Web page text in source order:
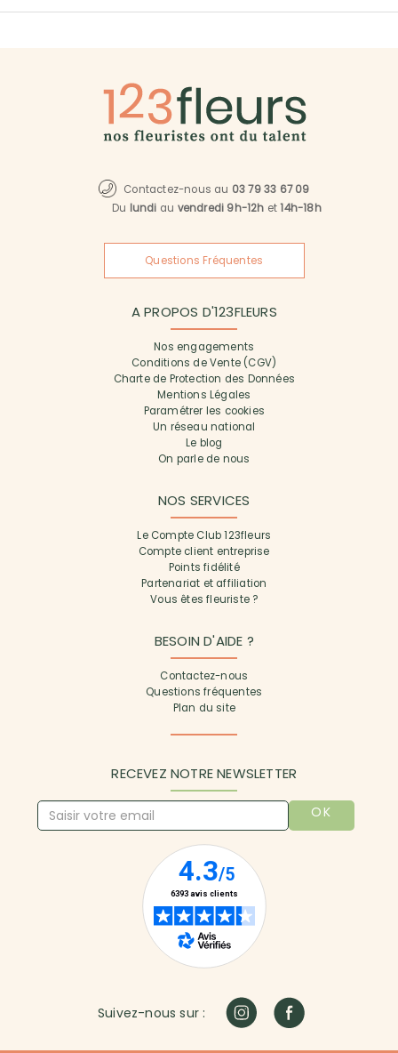
Contactez-nous au 03 79 33 67 09
Du lundi au vendredi 9h-12h et14h-18h
Questions Fréquentes
A PROPOS D'123FLEURS
Nos engagements
Conditions de Vente (CGV)
Charte de Protection des Données
Mentions Légales
Paramétrer les cookies
Un réseau national
Le blog
On parle de nous
NOS SERVICES
Le Compte Club 123fleurs
Compte client entreprise
Points fidélité
Partenariat et affiliation
Vous êtes fleuriste ?
BESOIN D'AIDE ?
Contactez-nous
Questions fréquentes
Plan du site
RECEVEZ NOTRE NEWSLETTER
OK
Suivez-nous sur :